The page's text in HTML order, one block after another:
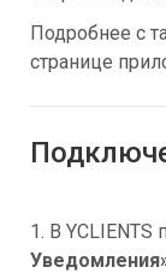
Подробнее с
странице
1. В YCLIENTS